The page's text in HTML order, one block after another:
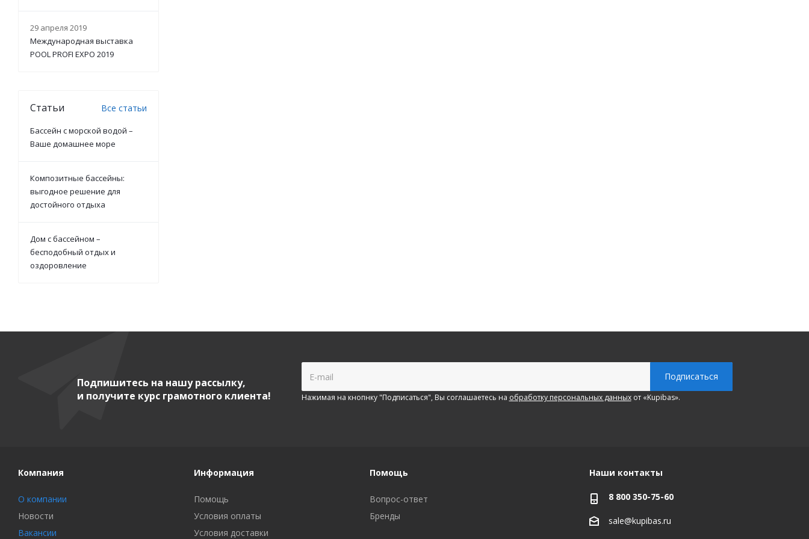
29 апреля 2019
Международная выставка
POOL PROFI EXPO 2019
Статьи Все статьи
Бассейн с морской водой –
Ваше домашнее море
Композитные бассейны:
выгодное решение для
достойного отдыха
Дом с бассейном –
бесподобный отдых и
оздоровление
Подпишитесь на нашу рассылку,
и получите курс грамотного клиента!
Нажимая на кнопнку "Подписаться", Вы соглашаетесь на обработку персональных данныхот «Kupibas».
Компания
О компании
Новости
Вакансии
Информация
Помощь
Условия оплаты
Условия доставки
Помощь
Вопрос-ответ
Бренды
Наши контакты
8 800 350-75-60
sale@kupibas.ru